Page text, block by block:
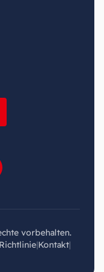
vorbehalten.
|Kontakt|